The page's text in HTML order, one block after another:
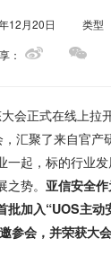
12月20日
类型
：
会正式在线上拉
，汇聚了来自官产
一起，标的行业
之势。亚信安全
批加入“UOS主动
参会，并荣获大